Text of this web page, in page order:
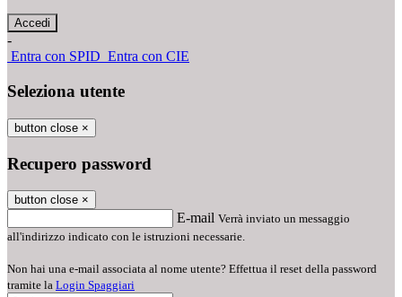
-
Entra con SPID Entra con CIE
Seleziona utente
button close ×
Recupero password
button close ×
E-mail Verrà inviato un messaggio
all'indirizzo indicato con le istruzioni necessarie.
Non hai una e-mail associata al nome utente? Effettua il reset della password
tramite la Login Spaggiari